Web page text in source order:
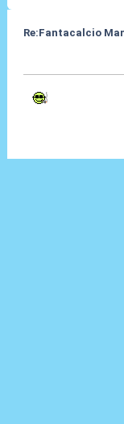
Re:Fantacalcio